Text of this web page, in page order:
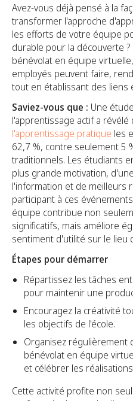
Avez-vous déjà pensé à la
transformer l'approche
les efforts de votre équipe
durable pour la découverte
bénévolat en équipe
employés peuvent faire,
tout en établissant des liens
Saviez-vous que : Une
l'apprentissage actif a révélé
l'apprentissage pratique les
62,7 %, contre seulement 5
traditionnels. Les étudiants
plus grande motivation,
l'information et de meilleurs
participant à ces
équipe contribue non
significatifs, mais améliore
sentiment d'utilité sur le lieu
Étapes pour démarrer
Répartissez les tâches
pour maintenir une
Encouragez la créativité
les objectifs de l'école.
Organisez régulièrement
bénévolat en équipe
et célébrer les
Cette activité profite non